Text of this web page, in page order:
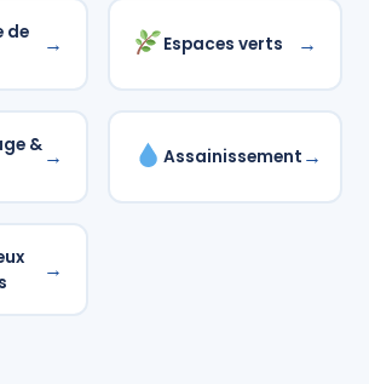
de
→ Espaces verts →
& → Assainissement →
→